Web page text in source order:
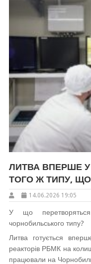
ЛИТВА ВПЕРШЕ У
ТОГО Ж ТИПУ,
14.06.2026 19:05
У що
чорнобильського типу?
Литва готується
реакторів РБМК на
працювали на